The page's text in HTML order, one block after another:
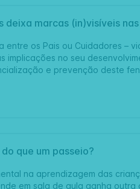
marcas (in)visíveis
os Pais ou Cuidadores –
no seu
e prevenção deste
que um passeio?
na aprendizagem das
em sala de aula ganha outra